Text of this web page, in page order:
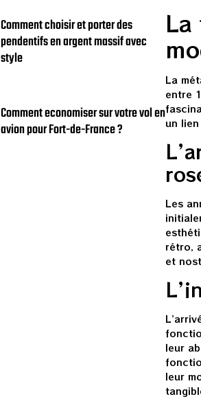
Comment choisir et porter des
pendentifs en argent massif avec
style
Comment economiser sur votre vol en
avion pour Fort-de-France ?
La
entre
un
Les
rétro,
et
leur
leur